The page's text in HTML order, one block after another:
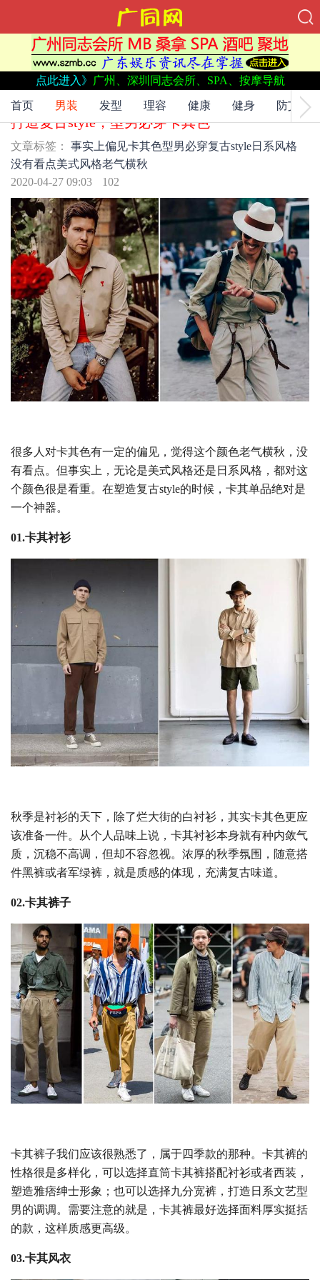
点此进入》 广州、深圳同志会所、SPA、按摩导航
首页 男装 发型 理容 健康 健身 防艾
文章标签：事实上偏见卡其色型男必穿 复古style日系风格
有看点
美式风格 老气横秋
打造复古style，型男必穿卡其色
文章标签： 事实上偏见卡其色型男必穿复古style日系风格
没有看点美式风格老气横秋
2020-04-27 09:03
102
很多人对卡其色有一定的偏见，觉得这个颜色老气横秋，没
有看点。但事实上，无论是美式风格还是日系风格，都对这
个颜色很是看重。在塑造复古style的时候，卡其单品绝对是
一个神器。
01.卡其衬衫
秋季是衬衫的天下，除了烂大街的白衬衫，其实卡其色更应
该准备一件。从个人品味上说，卡其衬衫本身就有种内敛气
质，沉稳不高调，但却不容忽视。浓厚的秋季氛围，随意搭
件黑裤或者军绿裤，就是质感的体现，充满复古味道。
02.卡其裤子
卡其裤子我们应该很熟悉了，属于四季款的那种。卡其裤的
性格很是多样化，可以选择直筒卡其裤搭配衬衫或者西装，
塑造雅痞绅士形象；也可以选择九分宽裤，打造日系文艺型
男的调调。需要注意的就是，卡其裤最好选择面料厚实挺括
的款，这样质感更高级。
03.卡其风衣